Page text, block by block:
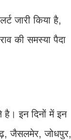
जारी किया है,
की समस्या पैदा
है। इन दिनों में इन
जैसलमेर, जोधपुर,